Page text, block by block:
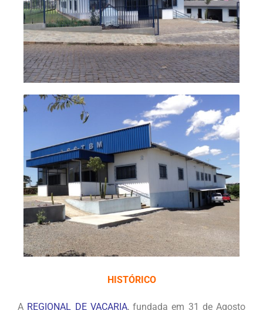
HISTÓRICO
A REGIONAL DE VACARIA, fundada em 31 de Agosto